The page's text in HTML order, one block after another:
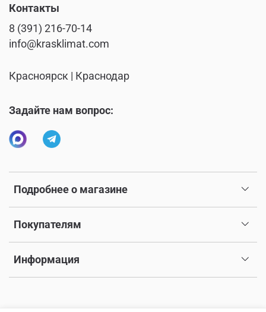
Подробнее о магазине
Покупателям
Информация
Контакты
8 (391) 216-70-14
info@krasklimat.com
Красноярск | Краснодар
Задайте нам вопрос: